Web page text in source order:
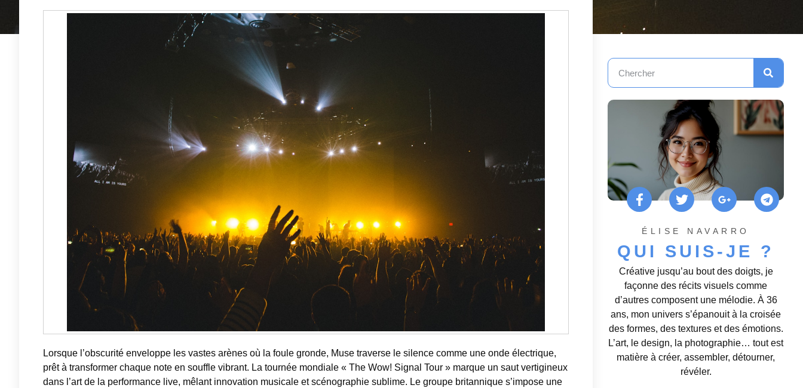
Lorsque l’obscurité enveloppe les vastes arènes où la foule gronde, Muse traverse le silence comme une onde électrique,
prêt à transformer chaque note en souffle vibrant. La tournée mondiale « The Wow! Signal Tour » marque un saut vertigineux
dans l’art de la performance live, mêlant innovation musicale et scénographie sublime. Le groupe britannique s’impose une
ÉLISE NAVARRO
QUI SUIS-JE ?
Créative jusqu’au bout des doigts, je
façonne des récits visuels comme
d’autres composent une mélodie. À 36
ans, mon univers s’épanouit à la croisée
des formes, des textures et des émotions.
L’art, le design, la photographie… tout est
matière à créer, assembler, détourner,
révéler.